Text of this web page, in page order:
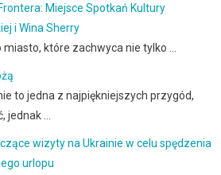
Miejsce Spotkań Kultury
i Wina Sherry
które zachwyca nie tylko …
to jedna z najpiękniejszych przygód,
jednak …
wizyty na Ukrainie w celu spędzenia
urlopu